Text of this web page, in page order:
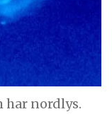
har nordlys.